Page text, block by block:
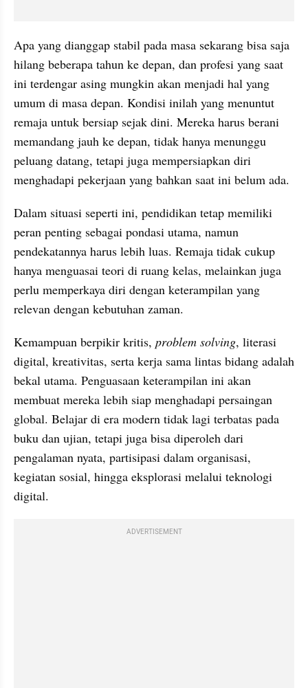
Apa yang dianggap stabil pada masa sekarang bisa saja
hilang beberapa tahun ke depan, dan profesi yang saat
ini terdengar asing mungkin akan menjadi hal yang
umum di masa depan. Kondisi inilah yang menuntut
remaja untuk bersiap sejak dini. Mereka harus berani
memandang jauh ke depan, tidak hanya menunggu
peluang datang, tetapi juga mempersiapkan diri
menghadapi pekerjaan yang bahkan saat ini belum ada.
Dalam situasi seperti ini, pendidikan tetap memiliki
peran penting sebagai pondasi utama, namun
pendekatannya harus lebih luas. Remaja tidak cukup
hanya menguasai teori di ruang kelas, melainkan juga
perlu memperkaya diri dengan keterampilan yang
relevan dengan kebutuhan zaman.
Kemampuan berpikir kritis, problem solving, literasi
digital, kreativitas, serta kerja sama lintas bidang adalah
bekal utama. Penguasaan keterampilan ini akan
membuat mereka lebih siap menghadapi persaingan
global. Belajar di era modern tidak lagi terbatas pada
buku dan ujian, tetapi juga bisa diperoleh dari
pengalaman nyata, partisipasi dalam organisasi,
kegiatan sosial, hingga eksplorasi melalui teknologi
digital.
ADVERTISEMENT